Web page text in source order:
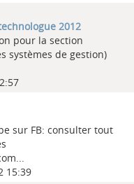
2012
pour la section
systèmes de gestion)
sur FB: consulter tout
15:39